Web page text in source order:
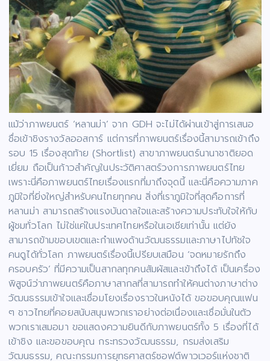
แม้ว่าภาพยนตร์ ‘หลานม่า’ จาก GDH จะไม่ได้ผ่านเข้าสู่การเสนอ
ชื่อเข้าชิงรางวัลออสการ์ แต่การที่ภาพยนตร์เรื่องนี้สามารถเข้าถึง
รอบ 15 เรื่องสุดท้าย (Shortlist) สาขาภาพยนตร์นานาชาติยอด
เยี่ยม ถือเป็นก้าวสำคัญในประวัติศาสตร์วงการภาพยนตร์ไทย
เพราะนี่คือภาพยนตร์ไทยเรื่องแรกที่มาถึงจุดนี้ และนี่คือความภาค
ภูมิใจที่ยิ่งใหญ่สำหรับคนไทยทุกคน สิ่งที่เราภูมิใจที่สุดคือการที่
หลานม่า สามารถสร้างแรงบันดาลใจและสร้างความประทับใจให้กับ
ผู้ชมทั่วโลก ไม่ใช่แค่ในประเทศไทยหรือในเอเชียเท่านั้น แต่ยัง
สามารถข้ามขอบเขตและกำแพงด้านวัฒนธรรมและภาษาไปทัชใจ
คนดูได้ทั่วโลก ภาพยนตร์เรื่องนี้เปรียบเสมือน ‘จดหมายรักถึง
ครอบครัว’ ที่มีความเป็นสากลทุกคนสัมผัสและเข้าถึงได้ เป็นเครื่อง
พิสูจน์ว่าภาพยนตร์คือภาษาสากลที่สามารถทำให้คนต่างภาษาต่าง
วัฒนธรรมเข้าใจและเชื่อมโยงเรื่องราวในหนังได้ ขอขอบคุณแฟน
ๆ ชาวไทยที่คอยสนับสนุนพวกเราอย่างต่อเนื่องและเชื่อมั่นในตัว
พวกเราเสมอมา ขอแสดงความยินดีกับภาพยนตร์ทั้ง 5 เรื่องที่ได้
เข้าชิง และขอขอบคุณ กระทรวงวัฒนธรรม, กรมส่งเสริม
วัฒนธรรม, คณะกรรมการยุทธศาสตร์ซอฟต์พาวเวอร์แห่งชาติ